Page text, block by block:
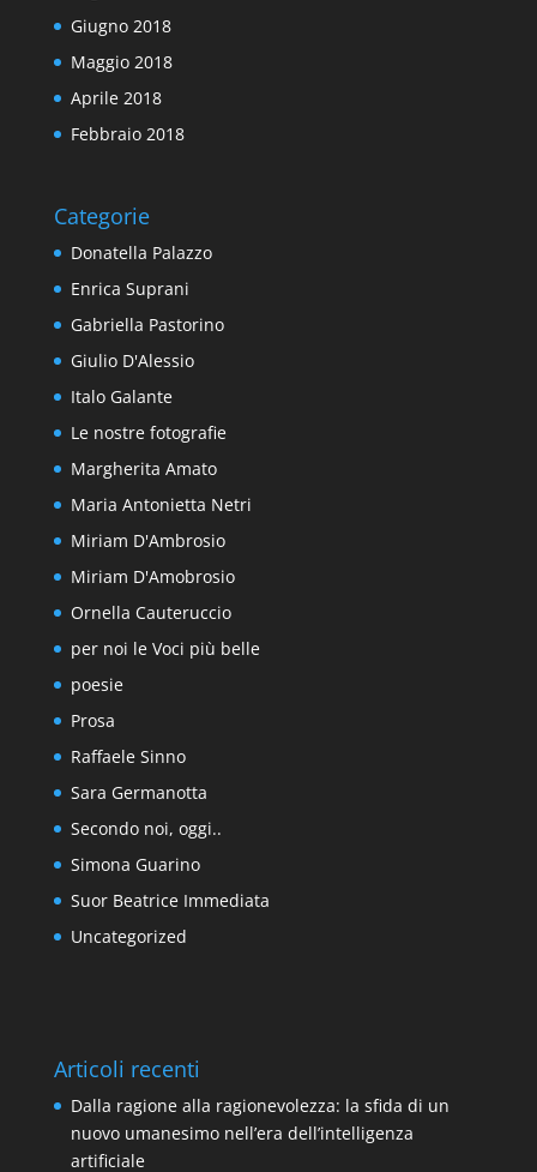
Giugno 2018
Maggio 2018
Aprile 2018
Febbraio 2018
Categorie
Donatella Palazzo
Enrica Suprani
Gabriella Pastorino
Giulio D'Alessio
Italo Galante
Le nostre fotografie
Margherita Amato
Maria Antonietta Netri
Miriam D'Ambrosio
Miriam D'Amobrosio
Ornella Cauteruccio
per noi le Voci più belle
poesie
Prosa
Raffaele Sinno
Sara Germanotta
Secondo noi, oggi..
Simona Guarino
Suor Beatrice Immediata
Uncategorized
Articoli recenti
Dalla ragione alla ragionevolezza: la sfida di un
nuovo umanesimo nell’era dell’intelligenza
artificiale